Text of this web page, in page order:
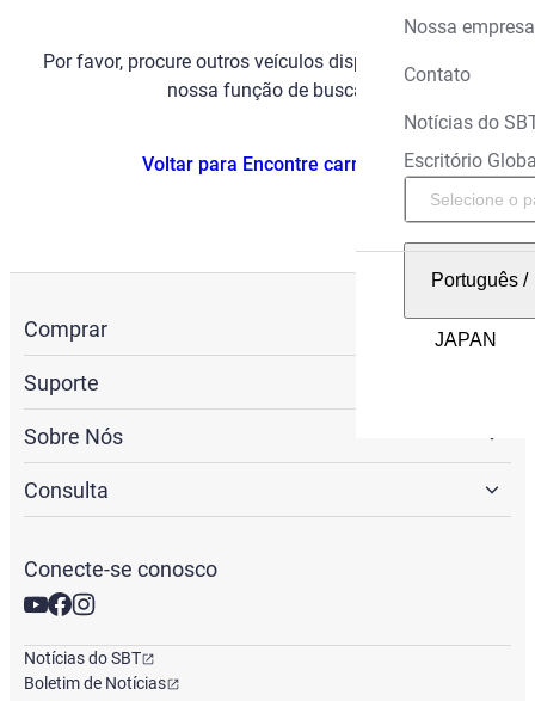
Nossa empresa
Contato
Notícias do
Escritório
Português/
Por favor, procure outros veículos disponíveis usando
nossa função de busca.
Voltar para Encontre carros
Comprar
Suporte
Sobre Nós
Consulta
Conecte-se conosco
Notícias do SBT
Boletim de Notícias